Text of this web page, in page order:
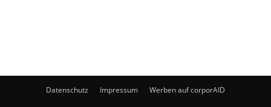
Datenschutz Impressum Werben auf corporAID